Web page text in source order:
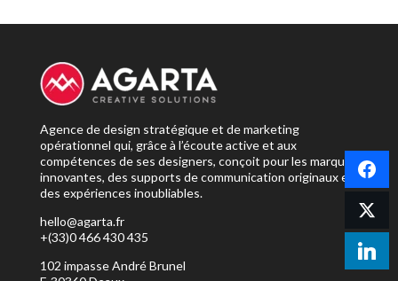
Agence de design stratégique et de marketing
opérationnel qui, grâce à l’écoute active et aux
compétences de ses designers, conçoit pour les marques
innovantes, des supports de communication originaux et
des expériences inoubliables.
hello@agarta.fr
+(33)0 466 430 435
102 impasse André Brunel